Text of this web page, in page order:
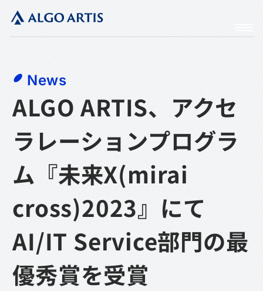
News
ALGO ARTIS、アクセ
ラレーションプログラ
ム『未来X(mirai
cross)2023』にて
AI/IT Service部門の最
優秀賞を受賞